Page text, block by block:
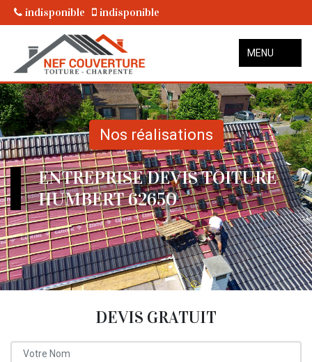
indisponible indisponible
MENU
Nos réalisations
ENTREPRISE DEVIS TOITURE
HUMBERT 62650
DEVIS GRATUIT